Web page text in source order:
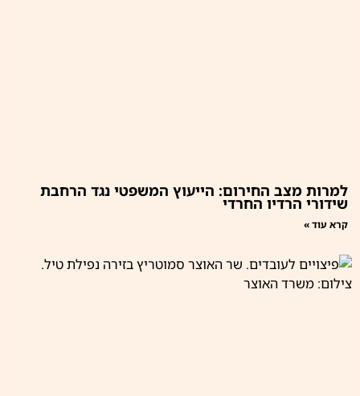
למרות מצב החירום: הייעוץ המשפטי נגד הרחבת
שידורי הרדיו החרדי
קרא עוד »